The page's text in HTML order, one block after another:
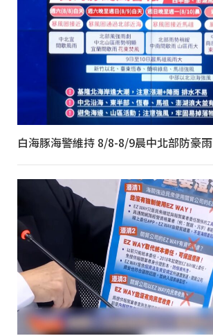
白海豚海警維持 8/8-8/9晨中北部防豪雨